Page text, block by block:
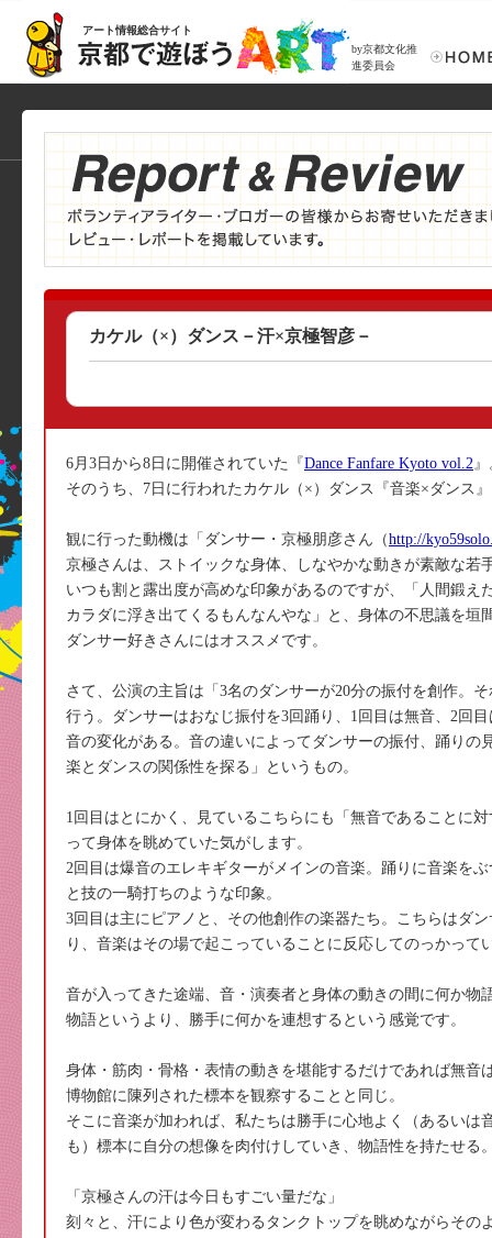
アート情報総合サイト
by京都文化推
進委員会
カケル（×）ダンス－汗×京極智彦－
6月3日から8日に開催されていた『Dance Fanfare Kyoto vol.2
そのうち、7日に行われたカケル（×）ダンス『音楽×ダンス
観に行った動機は「ダンサー・京極朋彦さん（http://
京極さんは、ストイックな身体、しなやかな動きが素敵な若
いつも割と露出度が高めな印象があるのですが、「人間鍛え
カラダに浮き出てくるもんなんやな」と、身体の不思議を垣
ダンサー好きさんにはオススメです。
さて、公演の主旨は「3名のダンサーが20分の振付を創作。
行う。ダンサーはおなじ振付を3回踊り、1回目は無音、2回
音の変化がある。音の違いによってダンサーの振付、踊りの
楽とダンスの関係性を探る」というもの。
1回目はとにかく、見ているこちらにも「無音であることに
って身体を眺めていた気がします。
2回目は爆音のエレキギターがメインの音楽。踊りに音楽を
と技の一騎打ちのような印象。
3回目は主にピアノと、その他創作の楽器たち。こちらはダ
り、音楽はその場で起こっていることに反応してのっかって
音が入ってきた途端、音・演奏者と身体の動きの間に何か物
物語というより、勝手に何かを連想するという感覚です。
身体・筋肉・骨格・表情の動きを堪能するだけであれば無音
博物館に陳列された標本を観察することと同じ。
そこに音楽が加われば、私たちは勝手に心地よく（あるいは
も）標本に自分の想像を肉付けしていき、物語性を持たせる
「京極さんの汗は今日もすごい量だな」
刻々と、汗により色が変わるタンクトップを眺めながらその